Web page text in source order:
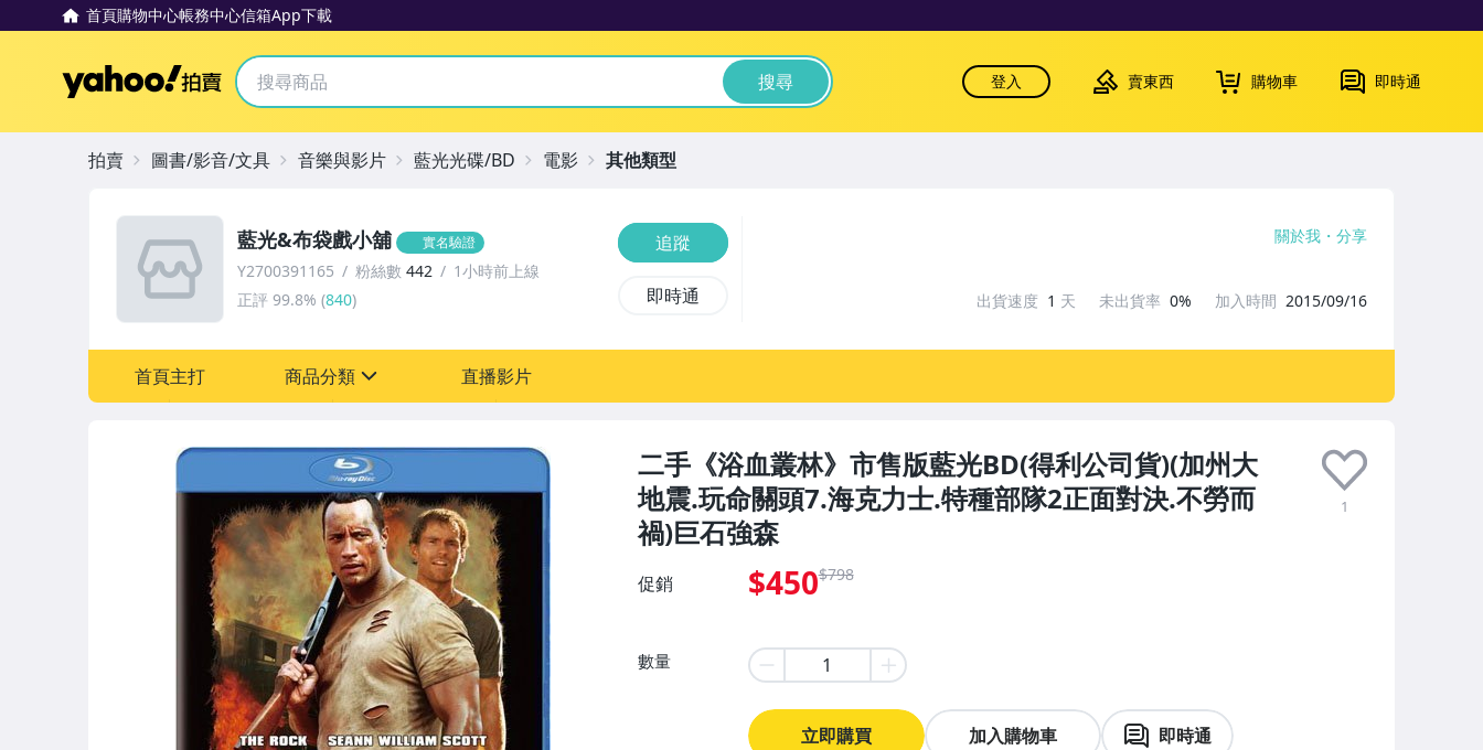
首頁購物中心帳務中心信箱App下載
Yahoo拍賣 搜尋 登入 賣東西 購物車 即時通
二手《浴血叢林》市售版藍光BD(得利公司貨)(加州大
地震.玩命關頭7.海克力士.特種部隊2正面對決.不勞而
禍)巨石強森
1
促銷 $450$798
數量
立即購買 加入購物車 即時通
藍光&布袋戲小舖 實名驗證
Y2700391165 粉絲數 442
1小時前上線
正評 99.8% (840)
追蹤
即時通
關於我 分享
出貨速度 1 天 未出貨率 0% 加入時間 2015/09/16
首頁主打 商品分類 直播影片
拍賣 圖書/影音/文具 音樂與影片 藍光光碟/BD 電影 其他類型